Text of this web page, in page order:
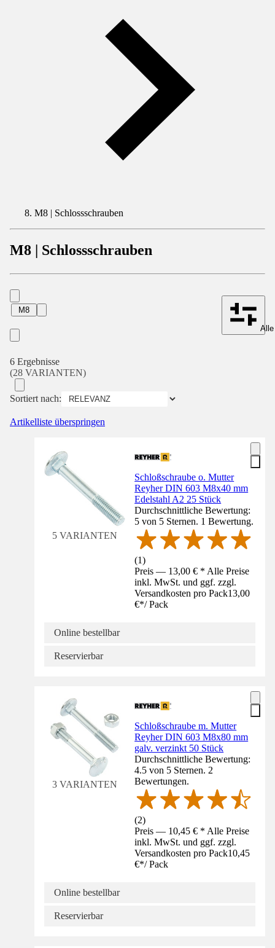
M8 | Schlossschrauben
M8 | Schlossschrauben
M8
6 Ergebnisse
(28 VARIANTEN)
Sortiert nach:
Artikelliste überspringen
5 VARIANTEN
Schloßschraube o. Mutter
Reyher DIN 603 M8x40 mm
Edelstahl A2 25 Stück
Durchschnittliche Bewertung:
5 von 5 Sternen. 1 Bewertung.
(1)
Preis — 13,00 € * Alle Preise
inkl. MwSt. und ggf. zzgl.
Versandkosten pro Pack13,00
€*/ Pack
Online bestellbar
Reservierbar
3 VARIANTEN
Schloßschraube m. Mutter
Reyher DIN 603 M8x80 mm
galv. verzinkt 50 Stück
Durchschnittliche Bewertung:
4.5 von 5 Sternen. 2
Bewertungen.
(2)
Preis — 10,45 € * Alle Preise
inkl. MwSt. und ggf. zzgl.
Versandkosten pro Pack10,45
€*/ Pack
Online bestellbar
Reservierbar